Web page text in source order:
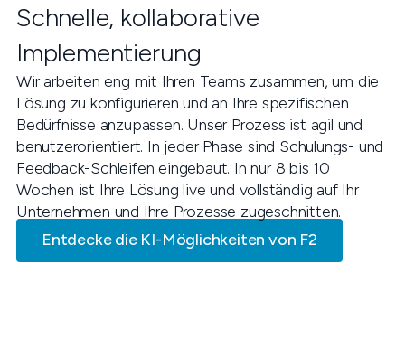
Schnelle, kollaborative
Implementierung
Wir arbeiten eng mit Ihren Teams zusammen, um die
Lösung zu konfigurieren und an Ihre spezifischen
Bedürfnisse anzupassen. Unser Prozess ist agil und
benutzerorientiert. In jeder Phase sind Schulungs- und
Feedback-Schleifen eingebaut. In nur 8 bis 10
Wochen ist Ihre Lösung live und vollständig auf Ihr
Unternehmen und Ihre Prozesse zugeschnitten.
Entdecke die KI-Möglichkeiten von F2